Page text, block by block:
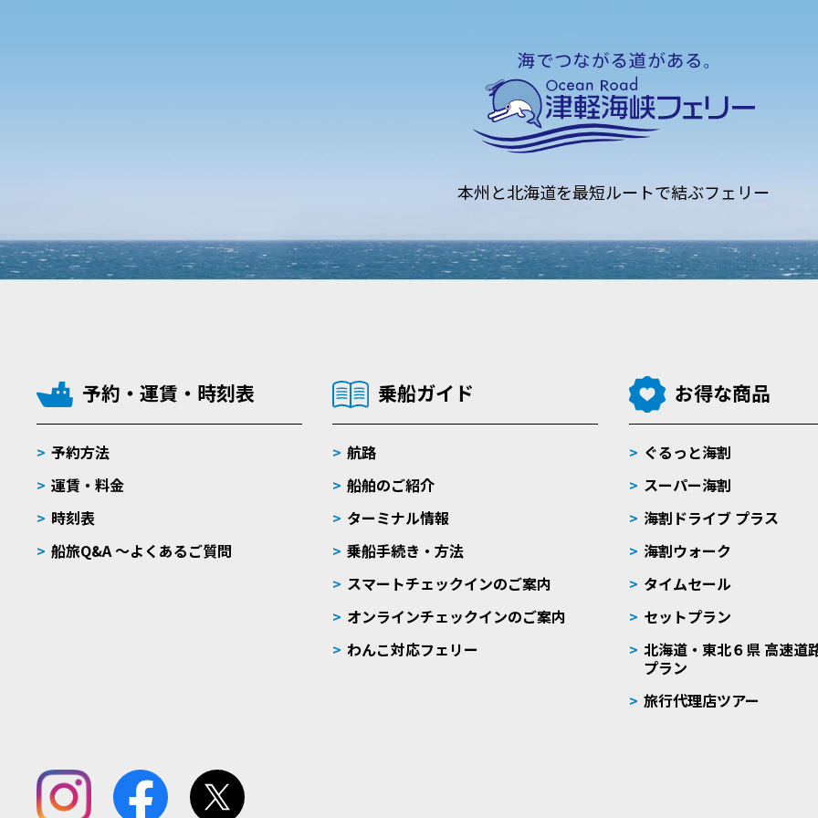
本州と北海道を最短ルートで結ぶフェリー
予約・運賃・時刻表
予約方法
運賃・料金
時刻表
船旅Q&A 〜よくあるご質問
乗船ガイド
航路
船舶のご紹介
ターミナル情報
乗船手続き・方法
スマートチェックインのご案内
オンラインチェックインのご案内
わんこ対応フェリー
お得な商品
ぐるっと海割
スーパー海割
海割ドライブ プラス
海割ウォーク
タイムセール
セットプラン
北海道・東北６県 高速道
プラン
旅行代理店ツアー